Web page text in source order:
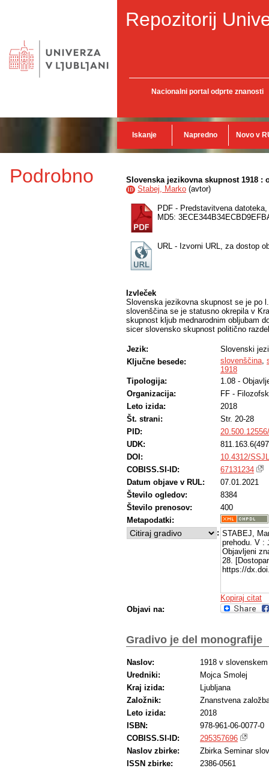
Repozitorij
Nacionalni portal odprte znanosti
Iskanje Napredno Novo v
Podrobno Slovenska jezikovna skupnost 1918 :
ID Stabej, Marko (avtor)
PDF - Predstavitvena datoteka,
MD5:
URL - Izvorni URL, za dostop
Izvleček
Slovenska jezikovna skupnost se je po
slovenščina se je statusno okrepila v
skupnost kljub mednarodnim obljubam
sicer slovensko skupnost politično
Jezik:
Slovenski
Ključne besede:
slovenščina,
1918
Tipologija:
1.08 -
Organizacija:
FF -
Leto izida:
2018
Št. strani:
Str. 20-28
PID:
UDK:
DOI:
10.4312/
COBISS.SI-ID:
67131234
Datum objave v RUL:
07.01.2021
Število ogledov:
8384
Število prenosov:
400
Metapodatki:
: STABEJ,
prehodu. V :
Objavljeni
28.
https://
Kopiraj citat
Objavi na:
Gradivo je del monografije
Naslov:
1918 v
Uredniki:
Mojca Smolej
Kraj izida:
Ljubljana
Založnik:
Znanstvena
Leto izida:
2018
ISBN:
978-961-06-0077-0
COBISS.SI-ID:
295357696
Naslov zbirke:
Zbirka Seminar
ISSN zbirke:
2386-0561